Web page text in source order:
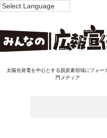
太陽光発電を中心とする脱炭素領域にフォー
門メディア